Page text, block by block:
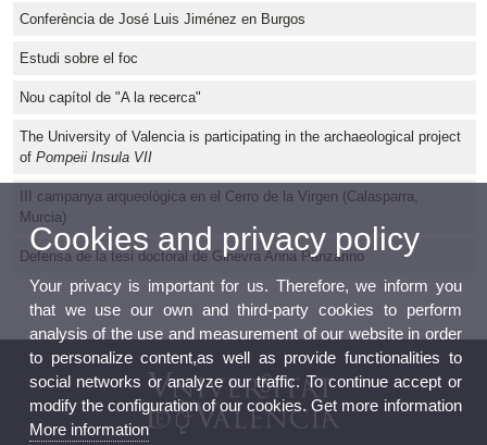
Conferència de José Luis Jiménez en Burgos
Estudi sobre el foc
Nou capítol de "A la recerca"
The University of Valencia is participating in the archaeological project
of Pompeii Insula VII
III campanya arqueològica en el Cerro de la Virgen (Calasparra,
Murcia)
Defensa de la tesi doctoral de Ginevra Anna Panzarino
Cookies and privacy policy
Your privacy is important for us. Therefore, we inform you
that we use our own and third-party cookies to perform
analysis of the use and measurement of our website in order
to personalize content,as well as provide functionalities to
social networks or analyze our traffic. To continue accept or
modify the configuration of our cookies. Get more information
More information